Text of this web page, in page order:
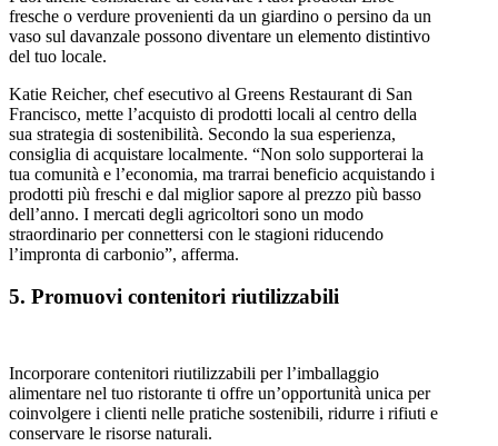
fresche o verdure provenienti da un giardino o persino da un
vaso sul davanzale possono diventare un elemento distintivo
del tuo locale.
Katie Reicher, chef esecutivo al Greens Restaurant di San
Francisco, mette l’acquisto di prodotti locali al centro della
sua strategia di sostenibilità. Secondo la sua esperienza,
consiglia di acquistare localmente. “Non solo supporterai la
tua comunità e l’economia, ma trarrai beneficio acquistando i
prodotti più freschi e dal miglior sapore al prezzo più basso
dell’anno. I mercati degli agricoltori sono un modo
straordinario per connettersi con le stagioni riducendo
l’impronta di carbonio”, afferma.
5. Promuovi contenitori riutilizzabili
Incorporare contenitori riutilizzabili per l’imballaggio
alimentare nel tuo ristorante ti offre un’opportunità unica per
coinvolgere i clienti nelle pratiche sostenibili, ridurre i rifiuti e
conservare le risorse naturali.